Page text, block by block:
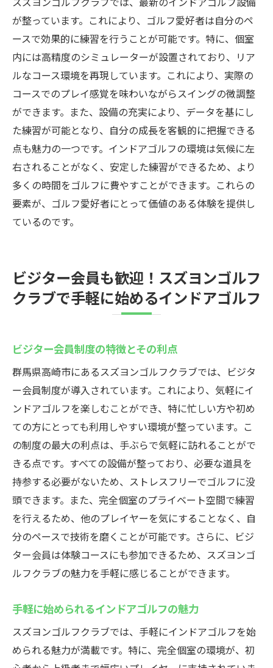
が整っています。これにより、ゴルフ愛好者は自分のペ
ースで効果的に練習を行うことが可能です。特に、個室
内には高精度のシミュレーターが設置されており、リア
ルなコース環境を再現しています。これにより、実際の
コースでのプレイ感覚を味わいながらスイングの微調整
ができます。また、設備の充実により、データを基にし
た練習が可能となり、自分の成長を客観的に把握できる
点も魅力の一つです。インドアゴルフの環境は気候に左
右されることがなく、安定した練習ができるため、より
多くの時間をゴルフに費やすことができます。これらの
要素が、ゴルフ愛好者にとって価値のある体験を提供し
ているのです。
ビジター会員も歓迎！スズヨンゴルフ
クラブで手軽に始めるインドアゴルフ
ビジター会員制度の特徴とその利点
群馬県高崎市にあるスズヨンゴルフクラブでは、ビジタ
ー会員制度が導入されています。これにより、気軽にイ
ンドアゴルフを楽しむことができ、特に忙しい方や初め
ての方にとっても利用しやすい環境が整っています。こ
の制度の最大の利点は、手ぶらで気軽に訪れることがで
きる点です。すべての設備が整っており、必要な道具を
持参する必要がないため、ストレスフリーでゴルフに没
頭できます。また、完全個室のプライベート空間で練習
を行えるため、他のプレイヤーを気にすることなく、自
分のペースで技術を磨くことが可能です。さらに、ビジ
ター会員は体験コースにも参加できるため、スズヨンゴ
ルフクラブの魅力を手軽に感じることができます。
手軽に始められるインドアゴルフの魅力
スズヨンゴルフクラブでは、手軽にインドアゴルフを始
められる魅力が満載です。特に、完全個室の環境が、初